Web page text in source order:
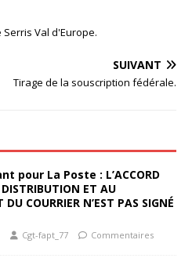
Val d'Europe.
SUIVANT
Tirage de la souscription fédérale.
pour La Poste : L’ACCORD
ET AU
COURRIER N’EST PAS SIGNÉ
Cgt-fapt_77
Commentaires